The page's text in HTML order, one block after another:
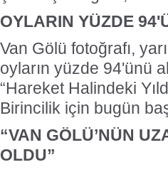
OYLARIN YÜZDE
Van Gölü fotoğrafı,
oyların yüzde 94'ünü
“Hareket Halindeki
Birincilik için bugün
“VAN GÖLÜ’NÜN
OLDU”